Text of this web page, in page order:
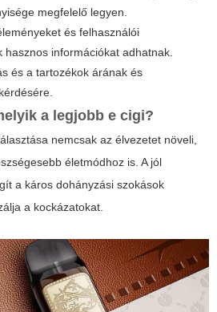
megfelelő legyen.
és felhasználói
hasznos információkat adhatnak.
és a tartozékok árának és
a legjobb e cigi?
nemcsak az élvezetet növeli,
életmódhoz is. A jól
a káros dohányzási szokások
a kockázatokat.